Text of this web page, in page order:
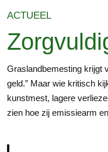
ACTUEEL
Graslandbemesting krijgt
geld.” Maar wie kritisch
kunstmest, lagere
zien hoe zij emissiearm